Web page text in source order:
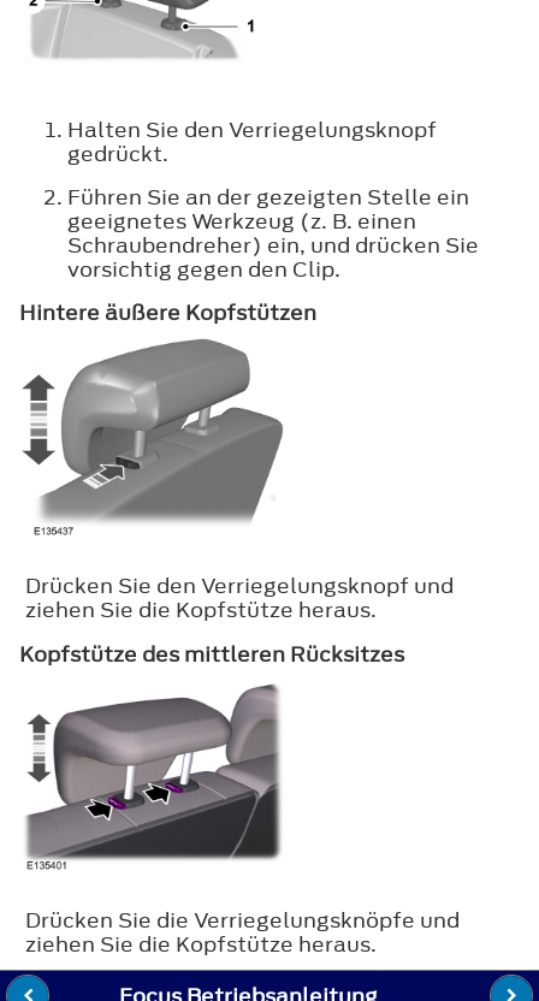
Halten Sie den Verriegelungsknopf
gedrückt.
Führen Sie an der gezeigten Stelle ein
geeignetes Werkzeug (z. B. einen
Schraubendreher) ein, und drücken Sie
vorsichtig gegen den Clip.
Hintere äußere Kopfstützen
Drücken Sie den Verriegelungsknopf und
ziehen Sie die Kopfstütze heraus.
Kopfstütze des mittleren Rücksitzes
Drücken Sie die Verriegelungsknöpfe und
ziehen Sie die Kopfstütze heraus.